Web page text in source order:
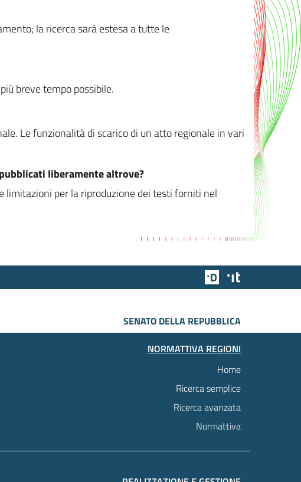
la ricerca sarà estesa a tutte le
breve tempo possibile.
Le funzionalità di scarico di un atto regionale in vari
liberamente altrove?
limitazioni per la riproduzione dei testi forniti nel
Team Digitale
SENATO DELLA REPUBBLICA
NORMATTIVA REGIONI
Home
Ricerca semplice
Ricerca avanzata
Normattiva